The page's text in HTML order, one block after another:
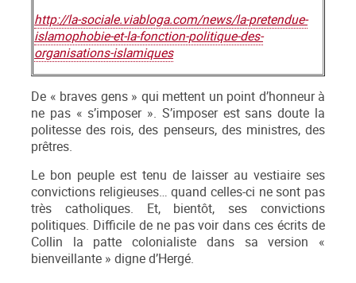
http://la-sociale.viabloga.com/news/la-pretendue-
islamophobie-et-la-fonction-politique-des-
organisations-islamiques
De « braves gens » qui mettent un point d’honneur à
ne pas « s’imposer ». S’imposer est sans doute la
politesse des rois, des penseurs, des ministres, des
prêtres.
Le bon peuple est tenu de laisser au vestiaire ses
convictions religieuses… quand celles-ci ne sont pas
très catholiques. Et, bientôt, ses convictions
politiques. Difficile de ne pas voir dans ces écrits de
Collin la patte colonialiste dans sa version «
bienveillante » digne d’Hergé.